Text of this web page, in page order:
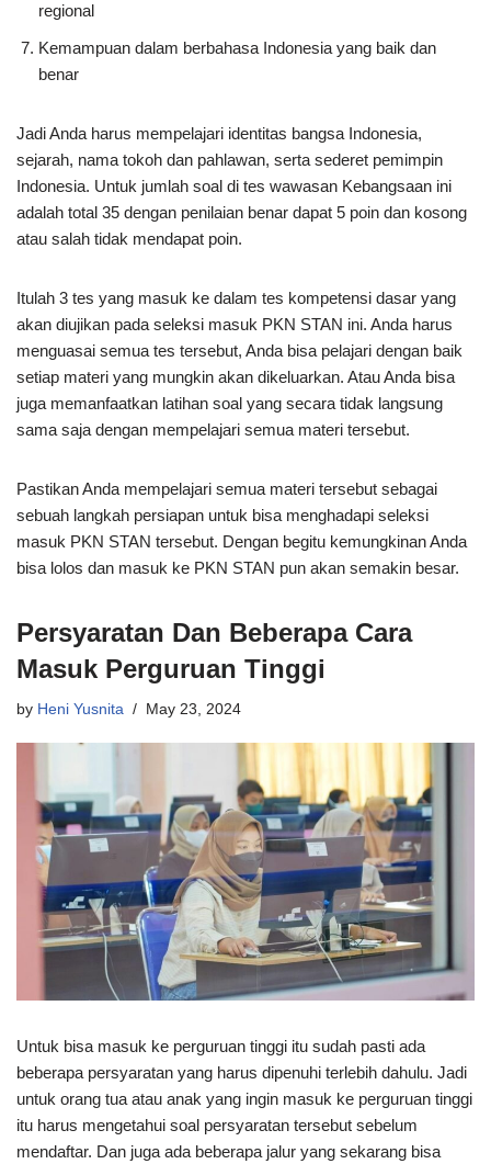
regional
Kemampuan dalam berbahasa Indonesia yang baik dan
benar
Jadi Anda harus mempelajari identitas bangsa Indonesia,
sejarah, nama tokoh dan pahlawan, serta sederet pemimpin
Indonesia. Untuk jumlah soal di tes wawasan Kebangsaan ini
adalah total 35 dengan penilaian benar dapat 5 poin dan kosong
atau salah tidak mendapat poin.
Itulah 3 tes yang masuk ke dalam tes kompetensi dasar yang
akan diujikan pada seleksi masuk PKN STAN ini. Anda harus
menguasai semua tes tersebut, Anda bisa pelajari dengan baik
setiap materi yang mungkin akan dikeluarkan. Atau Anda bisa
juga memanfaatkan latihan soal yang secara tidak langsung
sama saja dengan mempelajari semua materi tersebut.
Pastikan Anda mempelajari semua materi tersebut sebagai
sebuah langkah persiapan untuk bisa menghadapi seleksi
masuk PKN STAN tersebut. Dengan begitu kemungkinan Anda
bisa lolos dan masuk ke PKN STAN pun akan semakin besar.
Persyaratan Dan Beberapa Cara
Masuk Perguruan Tinggi
by Heni Yusnita May 23, 2024
Untuk bisa masuk ke perguruan tinggi itu sudah pasti ada
beberapa persyaratan yang harus dipenuhi terlebih dahulu. Jadi
untuk orang tua atau anak yang ingin masuk ke perguruan tinggi
itu harus mengetahui soal persyaratan tersebut sebelum
mendaftar. Dan juga ada beberapa jalur yang sekarang bisa